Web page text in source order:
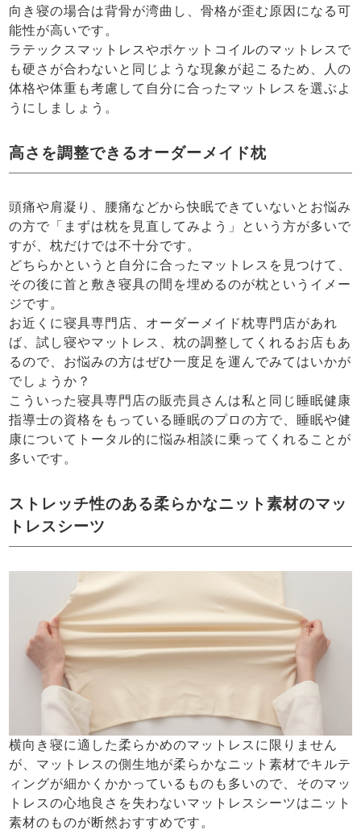
向き寝の場合は背骨が湾曲し、骨格が歪む原因になる可
能性が高いです。
ラテックスマットレスやポケットコイルのマットレスで
も硬さが合わないと同じような現象が起こるため、人の
体格や体重も考慮して自分に合ったマットレスを選ぶよ
うにしましょう。
高さを調整できるオーダーメイド枕
頭痛や肩凝り、腰痛などから快眠できていないとお悩み
の方で「まずは枕を見直してみよう」という方が多いで
すが、枕だけでは不十分です。
どちらかというと自分に合ったマットレスを見つけて、
その後に首と敷き寝具の間を埋めるのが枕というイメー
ジです。
お近くに寝具専門店、オーダーメイド枕専門店があれ
ば、試し寝やマットレス、枕の調整してくれるお店もあ
るので、お悩みの方はぜひ一度足を運んでみてはいかが
でしょうか？
こういった寝具専門店の販売員さんは私と同じ睡眠健康
指導士の資格をもっている睡眠のプロの方で、睡眠や健
康についてトータル的に悩み相談に乗ってくれることが
多いです。
ストレッチ性のある柔らかなニット素材のマッ
トレスシーツ
横向き寝に適した柔らかめのマットレスに限りません
が、マットレスの側生地が柔らかなニット素材でキルテ
ィングが細かくかかっているものも多いので、そのマッ
トレスの心地良さを失わないマットレスシーツはニット
素材のものが断然おすすめです。